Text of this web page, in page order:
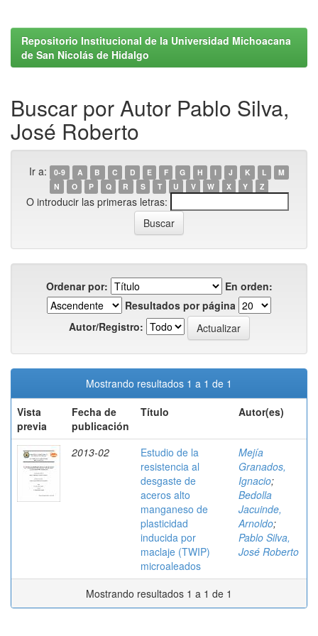
Repositorio Institucional de la Universidad Michoacana
de San Nicolás de Hidalgo
Buscar por Autor Pablo Silva,
José Roberto
Ir a: 0-9 A B C D E F G H I J K L
M
N
O P Q R S T U V W X Y Z
O introducir las primeras letras:
Ordenar por:
En orden:
Resultados por página
Autor/Registro:
Mostrando resultados 1 a 1 de 1
Vista
previa
Fecha de
publicación
Título Autor(es)
2013-02
Estudio de la
resistencia al
desgaste de
aceros alto
manganeso de
plasticidad
inducida por
maclaje (TWIP)
microaleados
Mejía
Granados,
Ignacio;
Bedolla
Jacuinde,
Arnoldo;
Pablo Silva,
José Roberto
Mostrando resultados 1 a 1 de 1